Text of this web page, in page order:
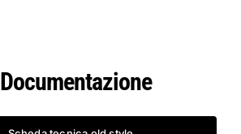
Documentazione